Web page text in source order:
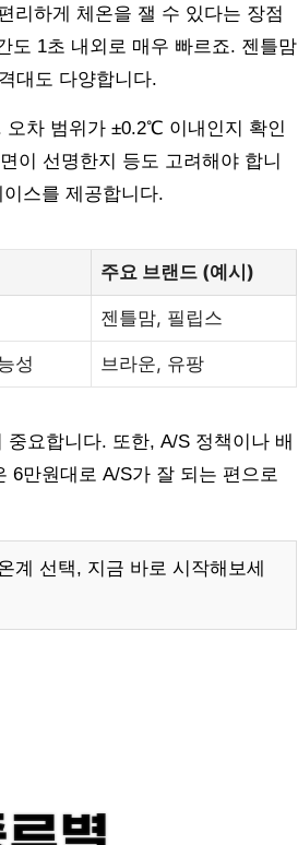
리하게 체온을 잴 수 있다는 장점
도 1초 내외로 매우 빠르죠. 젠틀맘
대도 다양합니다.
차 범위가 ±0.2℃ 이내인지 확인
이 선명한지 등도 고려해야 합니
스를 제공합니다.
주요 브랜드 (예시)
젠틀맘, 필립스
성 브라운, 유팡
요합니다. 또한, A/S 정책이나 배
6만원대로 A/S가 잘 되는 편으로
계 선택, 지금 바로 시작해보세